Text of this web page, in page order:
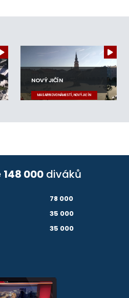
NOVÝ JIČÍN
MASARYKOVO NÁMĚSTÍ, NOVÝ JIČÍN
148 000 diváků
78 000
35 000
35 000